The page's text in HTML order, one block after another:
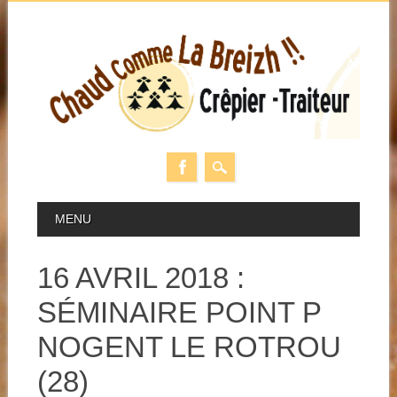
MAIN MENU
MENU
16 AVRIL 2018 :
SÉMINAIRE POINT P
NOGENT LE ROTROU
(28)